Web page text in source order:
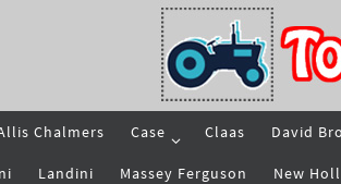
Chalmers Case Claas David
Landini Massey Ferguson New